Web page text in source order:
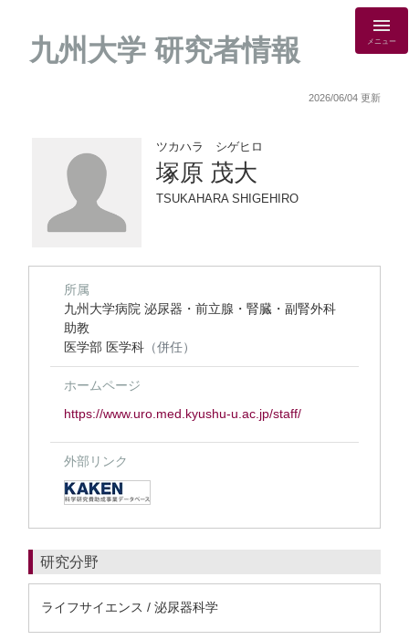
九州大学 研究者情報 メニュー
2026/06/04 更新
ツカハラ シゲヒロ
塚原 茂大
TSUKAHARA SHIGEHIRO
所属
九州大学病院 泌尿器・前立腺・腎臓・副腎外科
助教
医学部 医学科 （併任）
ホームページ
https://www.uro.med.kyushu-u.ac.jp/staff/
外部リンク
研究分野
ライフサイエンス / 泌尿器科学